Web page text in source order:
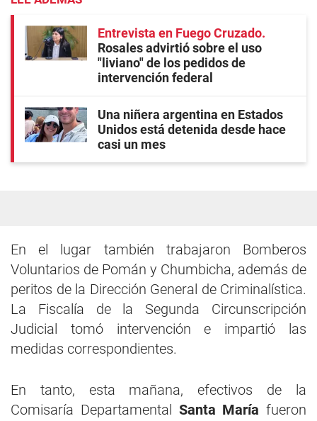
Entrevista en Fuego Cruzado
Rosales advirtió sobre el uso
"liviano" de los pedidos de
intervención federal
Una niñera argentina en Estados
Unidos está detenida desde hace
casi un mes
En el lugar también trabajaron Bomberos
Voluntarios de Pomán y Chumbicha, además de
peritos de la Dirección General de Criminalística.
La Fiscalía de la Segunda Circunscripción
Judicial tomó intervención e impartió las
medidas correspondientes.
En tanto, esta mañana, efectivos de la
Comisaría Departamental Santa María fueron